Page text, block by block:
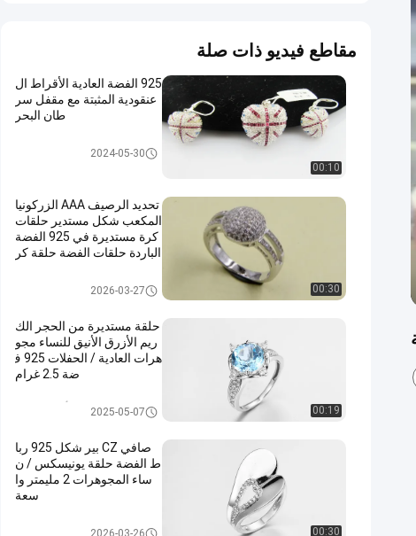
مقاطع فيديو ذات صلة
00:10
925 الفضة العادية الأقراط ال
عنقودية المثبتة مع مقفل سر
طان البحر
طقم مجوهرات فضة عيار 925
2024-05-30
00:30
تحديد الرصيف AAA الزركونيا
المكعب شكل مستدير حلقات
كرة مستديرة في 925 الفضة
الباردة حلقات الفضة حلقة كر
925 خواتم فضة تشيكوسلوفاكيا2026-03-27
00:19
حلقة مستديرة من الحجر الك
ريم الأزرق الأنيق للنساء مجو
هرات العادية / الحفلات 925 ف
ضة 2.5 غرام
925 خواتم فضة أحجار كريمة
2025-05-07
00:30
صافي CZ بير شكل 925 ربا
ط الفضة حلقة يونيسكس / ن
ساء المجوهرات 2 مليمتر وا
سعة
925 خواتم فضة تشيكوسلوفاكيا2026-03-26